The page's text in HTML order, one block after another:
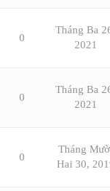
0
Tháng Ba
2021
0
Tháng Ba
2021
0
Tháng
Hai 30,